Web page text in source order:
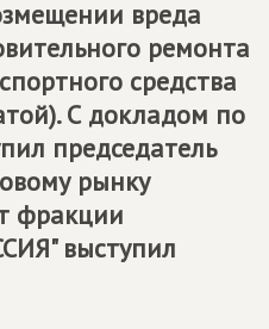
вреда
ремонта
средства
С докладом по
председатель
рынку
фракции
выступил